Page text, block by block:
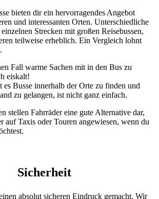
bieten dir ein hervorragendes Angebot
und interessanten Orten. Unterschiedliche
Strecken mit großen Reisebussen,
teilweise erheblich. Ein Vergleich lohnt
Fall warme Sachen mit in den Bus zu
eiskalt!
es Busse innerhalb der Orte zu finden und
zu gelangen, ist nicht ganz einfach.
stellen Fahrräder eine gute Alternative dar,
auf Taxis oder Touren angewiesen, wenn du
Sicherheit
absolut sicheren Eindruck gemacht. Wir